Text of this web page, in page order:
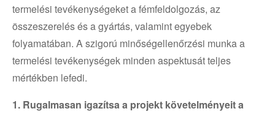
termelési tevékenységeket a fémfeldolgozás, az
összeszerelés és a gyártás, valamint egyebek
folyamatában. A szigorú minőségellenőrzési munka a
termelési tevékenységek minden aspektusát teljes
mértékben lefedi.
1. Rugalmasan igazítsa a projekt követelményeit a